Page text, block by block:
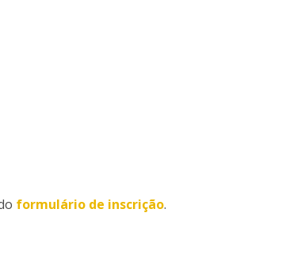
formulário de inscrição.